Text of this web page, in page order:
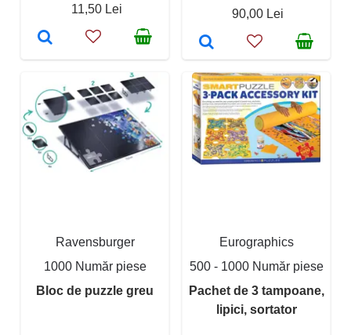
11,50 Lei 90,00 Lei
Ravensburger
1000 Număr piese
Bloc de puzzle greu
Eurographics
500 - 1000 Număr piese
Pachet de 3 tampoane,
lipici, sortator